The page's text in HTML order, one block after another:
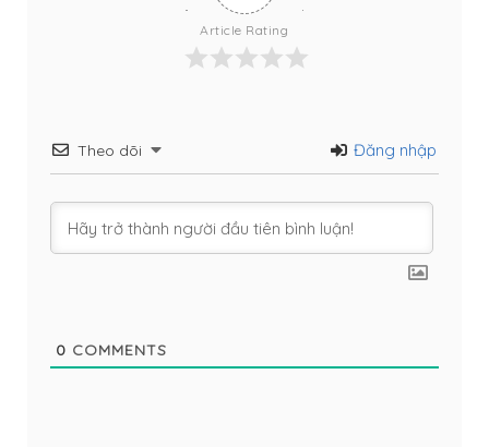
Article Rating
Theo dõi Đăng nhập
0 COMMENTS